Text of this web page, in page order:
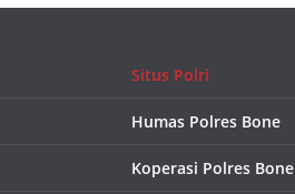
Situs Polri
Humas Polres Bone
Koperasi Polres Bone